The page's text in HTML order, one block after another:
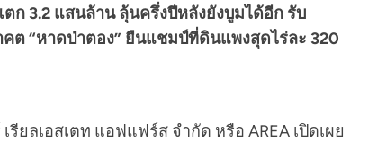
ก 3.2 แสนล้าน ลุ้นครึ่งปีหลังยังบูมได้อีก รับ
ต “หาดป่าตอง” ยืนแชมป์ที่ดินแพงสุดไร่ละ 320
ลเอสเตท แอฟแฟร์ส จำกัด หรือ AREA เปิดเผย